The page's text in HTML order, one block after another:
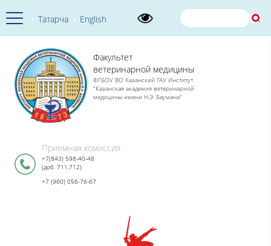
Татарча English
Факультет
ветеринарной медицины
ФГБОУ ВО Казанский ГАУ Институт
"Казанская академия ветеринарной
медицины имени Н.Э. Баумана"
Приемная комиссия
+7(843) 598-40-48
(доб. 711,712)
+7 (960) 056-76-67